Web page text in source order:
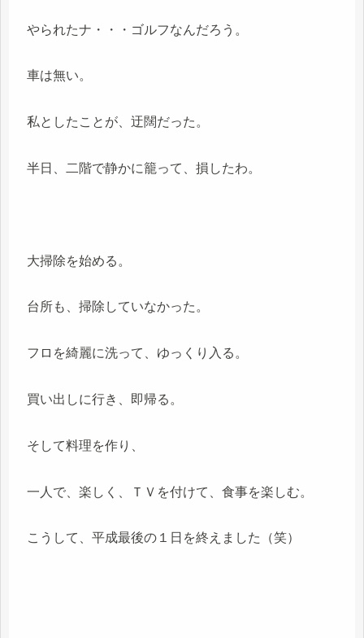
やられたナ・・・ゴルフなんだろう。
車は無い。
私としたことが、迂闊だった。
半日、二階で静かに籠って、損したわ。
大掃除を始める。
台所も、掃除していなかった。
フロを綺麗に洗って、ゆっくり入る。
買い出しに行き、即帰る。
そして料理を作り、
一人で、楽しく、ＴＶを付けて、食事を楽しむ。
こうして、平成最後の１日を終えました（笑）